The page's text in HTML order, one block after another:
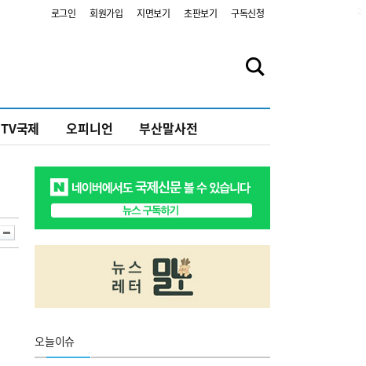
로그인 회원가입 지면보기 초판보기 구독신청
TV국제 오피니언 부산말사전
오늘이슈